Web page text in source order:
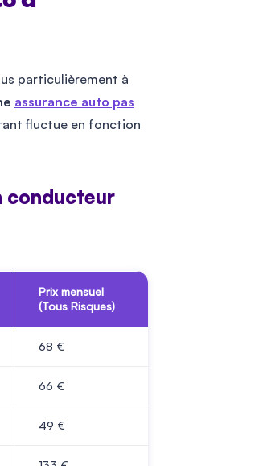
particulièrement à
assurance auto pas
fluctue en fonction
conducteur
Prix mensuel
(Tous Risques)
68 €
66 €
49 €